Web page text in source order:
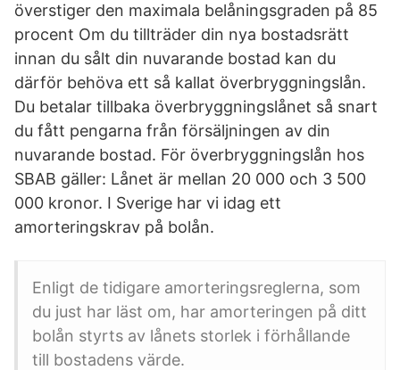
överstiger den maximala belåningsgraden på 85
procent Om du tillträder din nya bostadsrätt
innan du sålt din nuvarande bostad kan du
därför behöva ett så kallat överbryggningslån.
Du betalar tillbaka överbryggningslånet så snart
du fått pengarna från försäljningen av din
nuvarande bostad. För överbryggningslån hos
SBAB gäller: Lånet är mellan 20 000 och 3 500
000 kronor. I Sverige har vi idag ett
amorteringskrav på bolån.
Enligt de tidigare amorteringsreglerna, som
du just har läst om, har amorteringen på ditt
bolån styrts av lånets storlek i förhållande
till bostadens värde.